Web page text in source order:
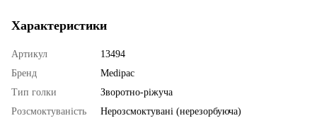
Характеристики
Артикул
13494
Бренд
Medipac
Тип голки
Зворотно-ріжуча
Розсмоктуваність
Нерозсмоктувані (нерезорбуюча)